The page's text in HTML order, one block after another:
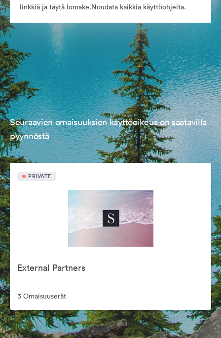
linkkiä ja täytä lomake.Noudata kaikkia käyttöohjeita.
Seuraavien omaisuuksien käyttöoikeus on saatavilla
pyynnöstä
PRIVATE
External Partners
3 Omaisuuserät